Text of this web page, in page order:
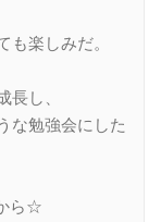
楽しみだ。
し、
な勉強会にした
ら☆